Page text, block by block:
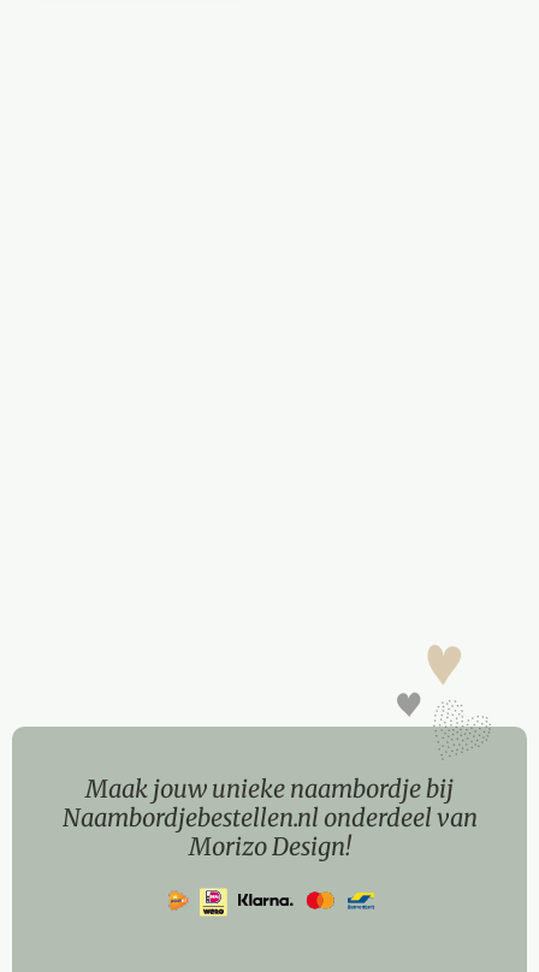
Maak jouw unieke naambordje bij
Naambordjebestellen.nl onderdeel van
Morizo Design!